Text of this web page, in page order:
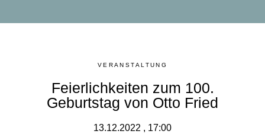
VERANSTALTUNG
Feierlichkeiten zum 100.
Geburtstag von Otto Fried
13.12.2022 , 17:00